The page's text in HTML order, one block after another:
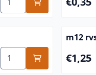
Aantal kiezen voor m10
m12
Prijs: 1,25
€1,25